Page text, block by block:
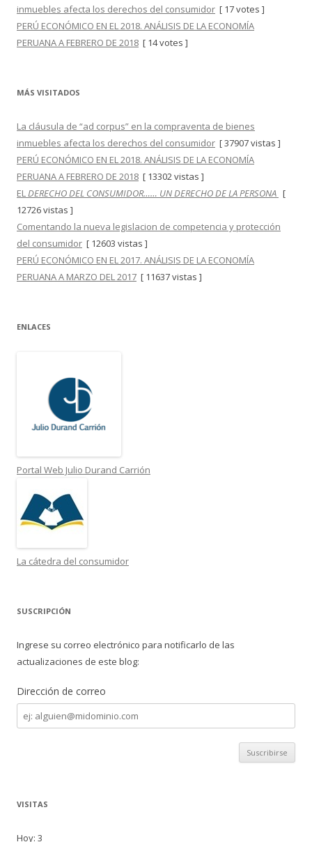
inmuebles afecta los derechos del consumidor [ 17 votes ]
PERÚ ECONÓMICO EN EL 2018. ANÁLISIS DE LA ECONOMÍA
PERUANA A FEBRERO DE 2018 [ 14 votes ]
MÁS VISITADOS
La cláusula de “ad corpus” en la compraventa de bienes
inmuebles afecta los derechos del consumidor [ 37907 vistas ]
PERÚ ECONÓMICO EN EL 2018. ANÁLISIS DE LA ECONOMÍA
PERUANA A FEBRERO DE 2018 [ 13302 vistas ]
ELDERECHO DEL CONSUMIDOR…… UN DERECHO DE LA PERSONA [
12726 vistas ]
Comentando la nueva legislacion de competencia y protección
del consumidor [ 12603 vistas ]
PERÚ ECONÓMICO EN EL 2017. ANÁLISIS DE LA ECONOMÍA
PERUANA A MARZO DEL 2017 [ 11637 vistas ]
ENLACES
Portal Web Julio Durand Carrión
La cátedra del consumidor
SUSCRIPCIÓN
Ingrese su correo electrónico para notificarlo de las
actualizaciones de este blog:
Dirección de correo
Dirección
de
correo
VISITAS
Hoy: 3